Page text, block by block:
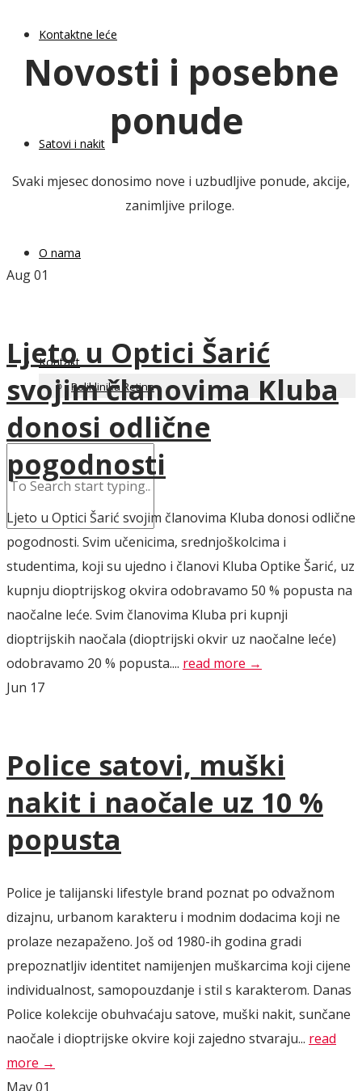
Kontaktne leće
Satovi i nakit
O nama
Kontakt
Poliklinika Retina
Novosti i posebne
ponude
Svaki mjesec donosimo nove i uzbudljive ponude, akcije,
zanimljive priloge.
Aug01
Ljeto u Optici Šarić
svojim članovima Kluba
donosi odlične
pogodnosti
Ljeto u Optici Šarić svojim članovima Kluba donosi odlične
pogodnosti. Svim učenicima, srednjoškolcima i
studentima, koji su ujedno i članovi Kluba Optike Šarić, uz
kupnju dioptrijskog okvira odobravamo 50 % popusta na
naočalne leće. Svim članovima Kluba pri kupnji
dioptrijskih naočala (dioptrijski okvir uz naočalne leće)
odobravamo 20 % popusta.... read more →
Jun 17
Police satovi, muški
nakit i naočale uz 10 %
popusta
Police je talijanski lifestyle brand poznat po odvažnom
dizajnu, urbanom karakteru i modnim dodacima koji ne
prolaze nezapaženo. Još od 1980-ih godina gradi
prepoznatljiv identitet namijenjen muškarcima koji cijene
individualnost, samopouzdanje i stil s karakterom. Danas
Police kolekcije obuhvaćaju satove, muški nakit, sunčane
naočale i dioptrijske okvire koji zajedno stvaraju... read
more →
May01